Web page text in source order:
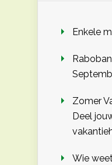
Enkele
Zomer
Deel
Wie